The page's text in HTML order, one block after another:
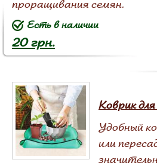
проращивания семян.
20 грн.
Есть в наличии
Коврик
Удобный
или